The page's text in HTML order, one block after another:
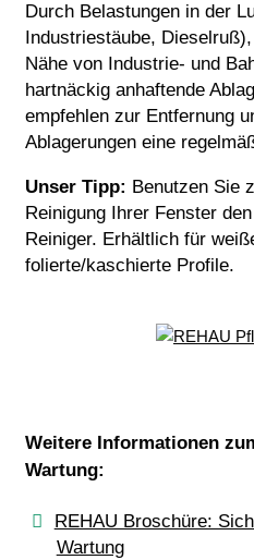
Durch Belastungen in der
Industriestäube,
Nähe von Industrie- und
hartnäckig anhaftende
empfehlen zur Entfernung
Ablagerungen eine
Unser Tipp: Benutzen Sie
Reinigung Ihrer Fenster
Reiniger. Erhältlich für
folierte/kaschierte Profile.
Weitere Informationen
Wartung:
REHAU Broschüre:
Wartung